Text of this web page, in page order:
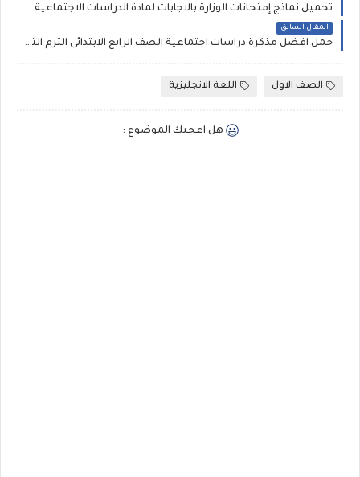
تحميل نماذج إمتحانات الوزارة بالاجابات لمادة الدراسات الاجتماعية للصف الثالث الاعدادى ,أهم توقعات إمتحان نصف العام
المقال السابق
حمل افضل مذكرة دراسات اجتماعية الصف الرابع الابتدائى الترم الثانى شرح و فيديو , social studies
الصف الاول اللغة الانجليزية
هل اعجبك الموضوع :